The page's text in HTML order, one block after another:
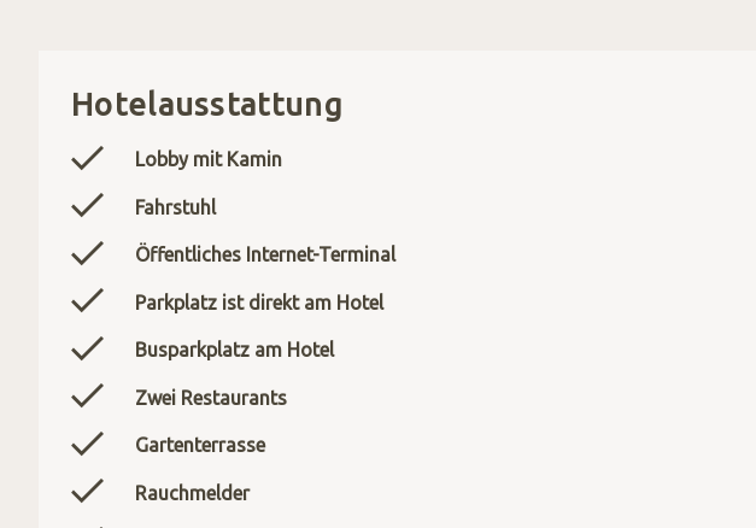
Hotelausstattung
Lobby mit Kamin
Fahrstuhl
Öffentliches Internet-Terminal
Parkplatz ist direkt am Hotel
Busparkplatz am Hotel
Zwei Restaurants
Gartenterrasse
Rauchmelder